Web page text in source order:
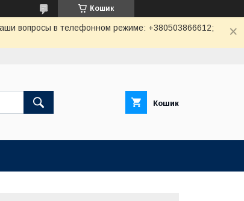
Кошик
вопросы в телефонном режиме: +380503866612;
Кошик